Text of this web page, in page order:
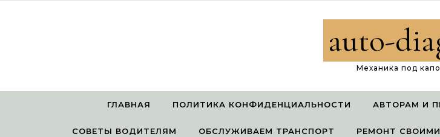
auto-
Механика под
ГЛАВНАЯ ПОЛИТИКА КОНФИДЕНЦИАЛЬНОСТИ АВТОРАМ И
СОВЕТЫ ВОДИТЕЛЯМ ОБСЛУЖИВАЕМ ТРАНСПОРТ РЕМОНТ